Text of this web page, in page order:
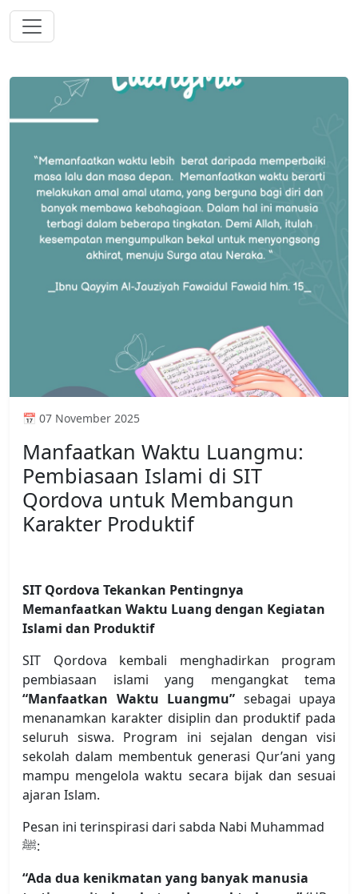
📅 07 November 2025
Manfaatkan Waktu Luangmu:
Pembiasaan Islami di SIT
Qordova untuk Membangun
Karakter Produktif
SIT Qordova Tekankan Pentingnya
Memanfaatkan Waktu Luang dengan Kegiatan
Islami dan Produktif
SIT Qordova kembali menghadirkan program
pembiasaan islami yang mengangkat tema
“Manfaatkan Waktu Luangmu” sebagai upaya
menanamkan karakter disiplin dan produktif pada
seluruh siswa. Program ini sejalan dengan visi
sekolah dalam membentuk generasi Qur’ani yang
mampu mengelola waktu secara bijak dan sesuai
ajaran Islam.
Pesan ini terinspirasi dari sabda Nabi Muhammad
ﷺ:
“Ada dua kenikmatan yang banyak manusia